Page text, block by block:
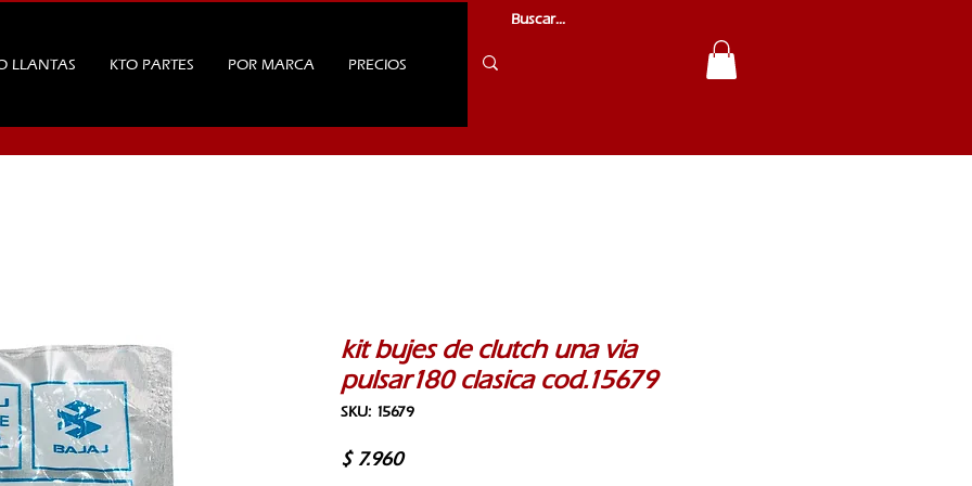
LLANTAS KTO PARTES POR MARCA PRECIOS
kit bujes de clutch una via
pulsar180 clasica cod.15679
SKU: 15679
$ 7.960Precio